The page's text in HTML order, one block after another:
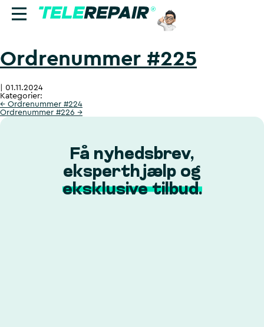
Reparation
Sælg
Find butik
Ring til os:
+45 70 60 55 90
Ordrenummer #225
01.11.2024
Kategorier:
← Ordrenummer #224
Ordrenummer #226 →
Få nyhedsbrev,
eksperthjælp og
eksklusive tilbud.